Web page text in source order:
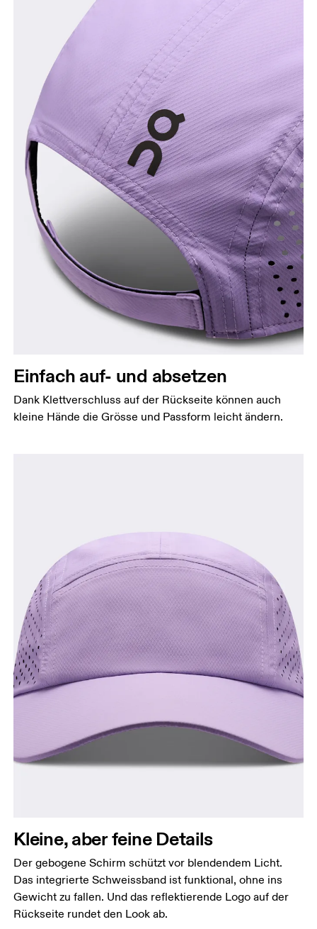
Einfach auf- und absetzen
Dank Klettverschluss auf der Rückseite können auch
kleine Hände die Grösse und Passform leicht ändern.
Kleine, aber feine Details
Der gebogene Schirm schützt vor blendendem Licht.
Das integrierte Schweissband ist funktional, ohne ins
Gewicht zu fallen. Und das reflektierende Logo auf der
Rückseite rundet den Look ab.